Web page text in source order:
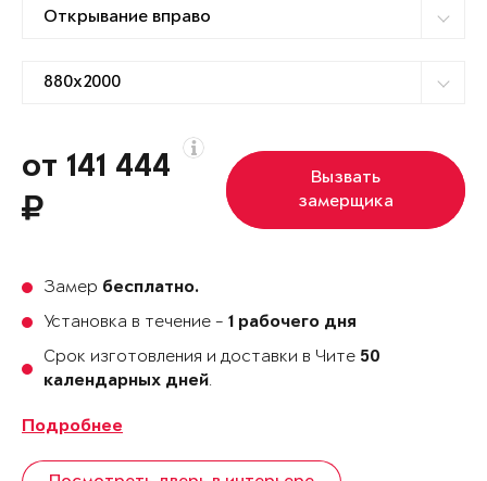
от 141 444
Вызвать
замерщика
Замер бесплатно.
Установка в течение - 1 рабочего дня
Срок изготовления и доставки в Чите 50
календарных дней.
Подробнее